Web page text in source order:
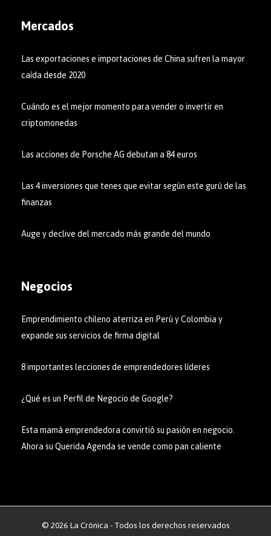
Mercados
Las exportaciones e importaciones de China sufren la mayor
caída desde 2020
Cuándo es el mejor momento para vender o invertir en
criptomonedas
Las acciones de Porsche AG debutan a 84 euros
Las 4 inversiones que tenes que evitar según este gurú de las
finanzas
Auge y declive del mercado más grande del mundo
Negocios
Emprendimiento chileno aterriza en Perú y Colombia y
expande sus servicios de firma digital
8 importantes lecciones de emprendedores líderes
¿Qué es un Perfil de Negocio de Google?
Esta mamá emprendedora convirtió su pasión en negocio.
Ahora su Querida Agenda se vende como pan caliente
© 2026 La Crónica - Todos los derechos reservados